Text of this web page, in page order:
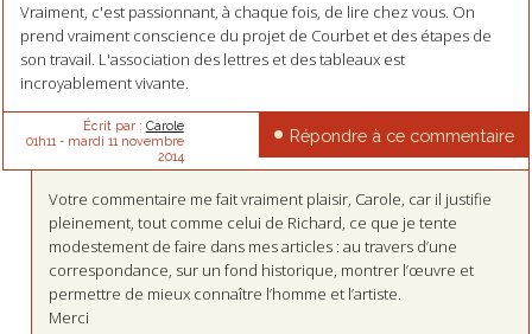
Vraiment, c'est passionnant, à chaque fois, de lire chez vous. On
prend vraiment conscience du projet de Courbet et des étapes de
son travail. L'association des lettres et des tableaux est
incroyablement vivante.
Écrit par : Carole
01h11 - mardi 11 novembre
2014
Répondre à ce commentaire
Votre commentaire me fait vraiment plaisir, Carole, car il justifie
pleinement, tout comme celui de Richard, ce que je tente
modestement de faire dans mes articles : au travers d’une
correspondance, sur un fond historique, montrer l’œuvre et
permettre de mieux connaître l’homme et l’artiste.
Merci